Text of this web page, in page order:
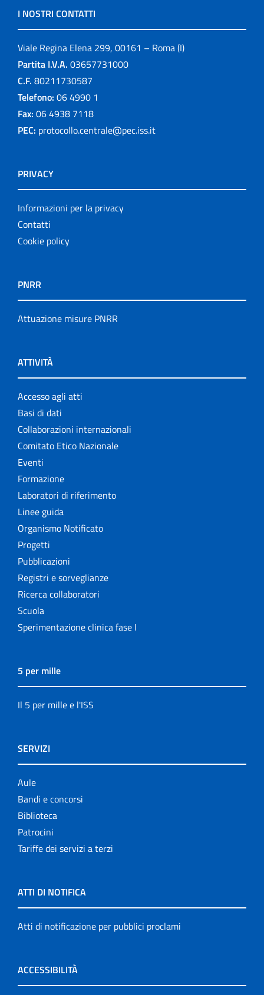
I NOSTRI CONTATTI
Viale Regina Elena 299, 00161 – Roma (I)
Partita I.V.A. 03657731000
C.F. 80211730587
Telefono: 06 4990 1
Fax: 06 4938 7118
PEC: protocollo.centrale@pec.iss.it
PRIVACY
Informazioni per la privacy
Contatti
Cookie policy
PNRR
Attuazione misure PNRR
ATTIVITÀ
Accesso agli atti
Basi di dati
Collaborazioni internazionali
Comitato Etico Nazionale
Eventi
Formazione
Laboratori di riferimento
Linee guida
Organismo Notificato
Progetti
Pubblicazioni
Registri e sorveglianze
Ricerca collaboratori
Scuola
Sperimentazione clinica fase I
5 per mille
Il 5 per mille e l'ISS
SERVIZI
Aule
Bandi e concorsi
Biblioteca
Patrocini
Tariffe dei servizi a terzi
ATTI DI NOTIFICA
Atti di notificazione per pubblici proclami
ACCESSIBILITÀ